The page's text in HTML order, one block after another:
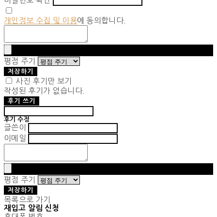
개인정보 수집 및 이용에 동의합니다.
평점 주기
저장하기
사진 후기만 보기
작성된 후기가 없습니다.
후기 쓰기
후기 수정
글쓴이
이메일
평점 주기
저장하기
목록으로 가기
재입고 알림 신청